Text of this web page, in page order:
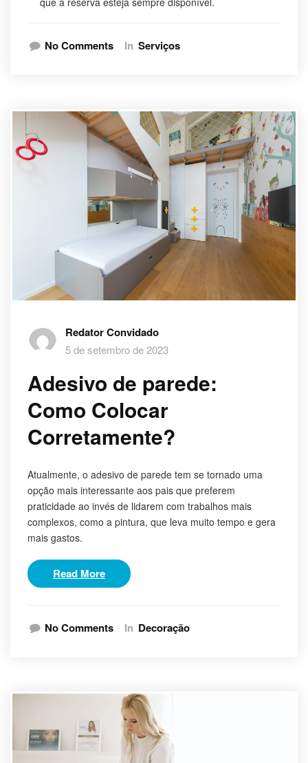
No Comments In Serviços
Redator Convidado
5 de setembro de 2023
Adesivo de parede:
Como Colocar
Corretamente?
Atualmente, o adesivo de parede tem se tornado uma
opção mais interessante aos pais que preferem
praticidade ao invés de lidarem com trabalhos mais
complexos, como a pintura, que leva muito tempo e gera
mais gastos.
Read More
No Comments In Decoração